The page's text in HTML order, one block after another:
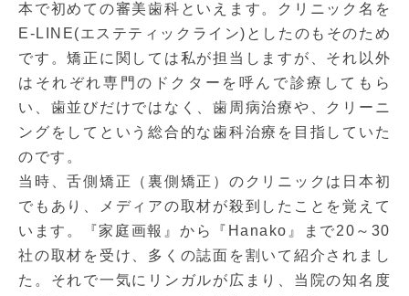
本で初めての審美歯科といえます。クリニック名を
E-LINE(エステティックライン)としたのもそのため
です。矯正に関しては私が担当しますが、それ以外
はそれぞれ専門のドクターを呼んで診療してもら
い、歯並びだけではなく、歯周病治療や、クリーニ
ングをしてという総合的な歯科治療を目指していた
のです。
当時、舌側矯正（裏側矯正）のクリニックは日本初
でもあり、メディアの取材が殺到したことを覚えて
います。『家庭画報』から『Hanako』まで20～30
社の取材を受け、多くの誌面を割いて紹介されまし
た。それで一気にリンガルが広まり、当院の知名度